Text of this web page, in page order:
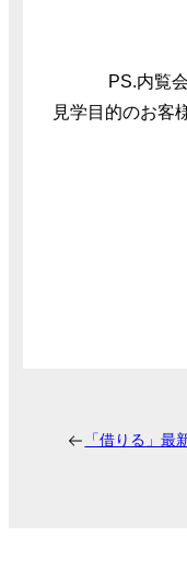
PS.内覧
見学目的のお客
「借りる」最